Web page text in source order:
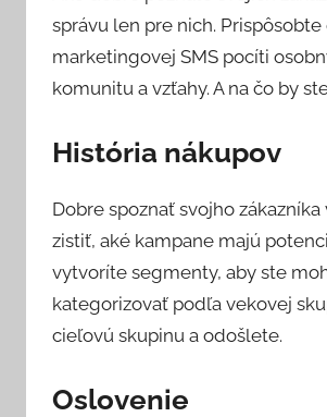
e
r
o
k
správu len pre nich.
marketingovej SMS pocíti
komunitu a vzťahy. A na čo by
História nákupov
Dobre spoznať svojho
zistiť, aké kampane majú
vytvoríte segmenty, aby ste
kategorizovať podľa vekovej
cieľovú skupinu a odošlete.
Oslovenie